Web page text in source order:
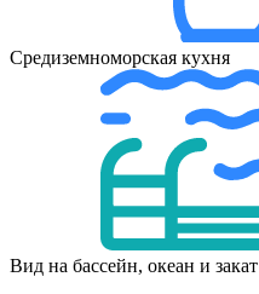
Средиземноморская кухня
Вид на бассейн, океан и закат